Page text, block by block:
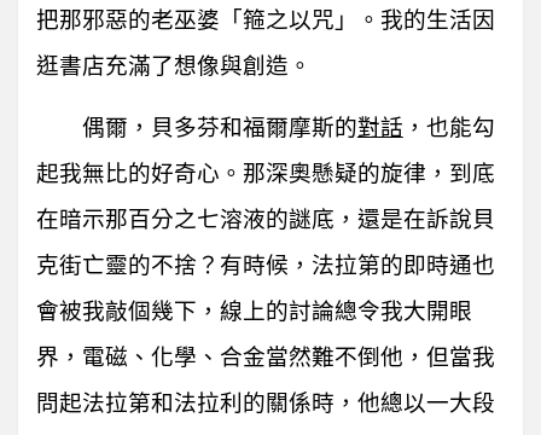
把那邪惡的老巫婆「箍之以咒」。我的生活因
逛書店充滿了想像與創造。
偶爾，貝多芬和福爾摩斯的對話 ，也能勾
起我無比的好奇心。那深奧懸疑的旋律，到底
在暗示那百分之七溶液的謎底，還是在訴說貝
克街亡靈的不捨？有時候，法拉第的即時通也
會被我敲個幾下，線上的討論總令我大開眼
界，電磁、化學、合金當然難不倒他，但當我
問起法拉第和法拉利的關係時，他總以一大段